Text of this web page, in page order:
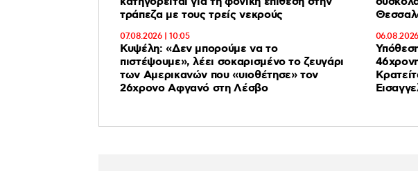
τράπεζα με τους τρείς νεκρούς
07.08.2026 | 10:05
Κυψέλη: «Δεν μπορούμε να το
πιστέψουμε», λέει σοκαρισμένο το ζευγάρι
των Αμερικανών που «υιοθέτησε» τον
26χρονο Αφγανό στη Λέσβο
Κρατείται στη